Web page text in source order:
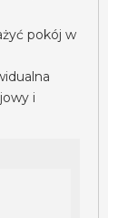
pokój w
i